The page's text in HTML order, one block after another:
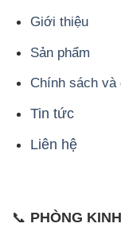
Giới thiệu
Sản phẩm
Chính sách và
Tin tức
Liên hệ
📞 PHÒNG